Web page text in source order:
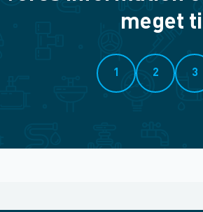
meget
1 2 3